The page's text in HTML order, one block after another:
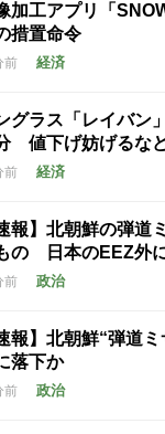
加工アプリ「
措置命令
前 経済
グラス「レイバン
値下げ妨げるな
前 経済
報】北朝鮮の弾道
の 日本のEEZ外
前 政治
報】北朝鮮“弾道
落下か
前 政治